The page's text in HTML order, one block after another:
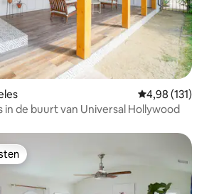
Gemiddelde
4,98 (131)
in de buurt van Universal Hollywood